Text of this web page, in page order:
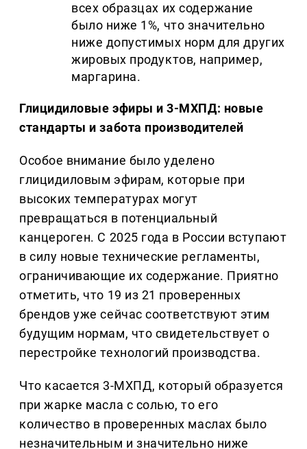
всех образцах их содержание
было ниже 1%, что значительно
ниже допустимых норм для других
жировых продуктов, например,
маргарина.
Глицидиловые эфиры и 3-МХПД: новые
стандарты и забота производителей
Особое внимание было уделено
глицидиловым эфирам, которые при
высоких температурах могут
превращаться в потенциальный
канцероген. С 2025 года в России вступают
в силу новые технические регламенты,
ограничивающие их содержание. Приятно
отметить, что 19 из 21 проверенных
брендов уже сейчас соответствуют этим
будущим нормам, что свидетельствует о
перестройке технологий производства.
Что касается 3-МХПД, который образуется
при жарке масла с солью, то его
количество в проверенных маслах было
незначительным и значительно ниже